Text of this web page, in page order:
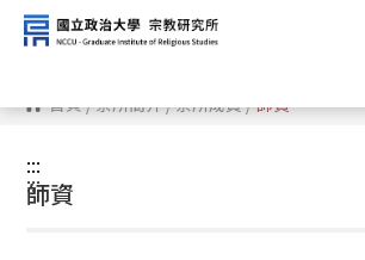
跳
到
主
容 首頁/系所簡介/系所成員/師資
:::
:::
師資